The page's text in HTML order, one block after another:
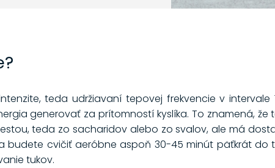
teda udržiavaní tepovej frekvencie v intervale
generovať za prítomností kyslíka. To znamená,
teda zo sacharidov alebo zo svalov, ale má
budete cvičiť aeróbne aspoň 30-45 minút päťkrát do
tukov.